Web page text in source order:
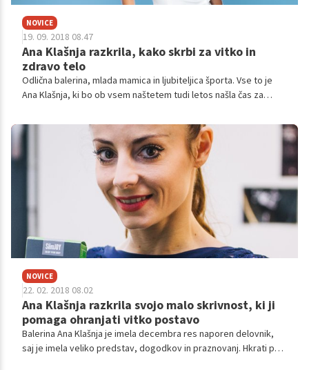
NOVICE
19. 09. 2018 08.47
Ana Klašnja razkrila, kako skrbi za vitko in
zdravo telo
Odlična balerina, mlada mamica in ljubiteljica športa. Vse to je
Ana Klašnja, ki bo ob vsem naštetem tudi letos našla čas za
skrivnost?
NOVICE
22. 02. 2018 08.02
Ana Klašnja razkrila svojo malo skrivnost, ki ji
pomaga ohranjati vitko postavo
Balerina Ana Klašnja je imela decembra res naporen delovnik,
saj je imela veliko predstav, dogodkov in praznovanj. Hkrati pa